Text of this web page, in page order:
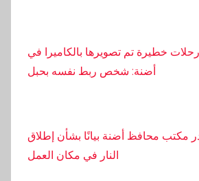
رحلات خطيرة تم تصويرها بالكاميرا في
أضنة: شخص ربط نفسه بحبل
مكتب محافظ أضنة بيانًا بشأن إطلاق
النار في مكان العمل